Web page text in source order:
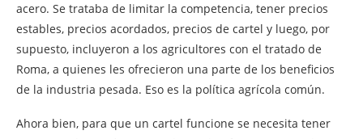
acero. Se trataba de limitar la competencia, tener precios
estables, precios acordados, precios de cartel y luego, por
supuesto, incluyeron a los agricultores con el tratado de
Roma, a quienes les ofrecieron una parte de los beneficios
de la industria pesada. Eso es la política agrícola común.
Ahora bien, para que un cartel funcione se necesita tener